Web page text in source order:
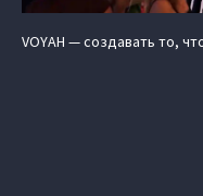
VOYAH — создавать то,